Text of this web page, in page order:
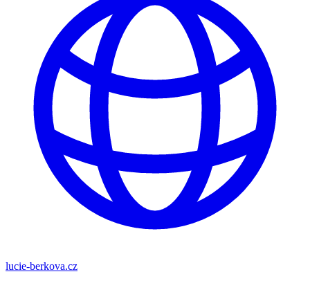
lucie-berkova.cz